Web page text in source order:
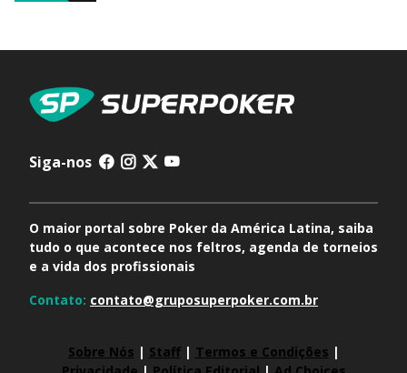
Siga-nos
O maior portal sobre Poker da América Latina, saiba
tudo o que acontece nos feltros, agenda de torneios
e a vida dos profissionais
Contato: contato@gruposuperpoker.com.br
Sobre Nós | Staff| Termos e Condições |